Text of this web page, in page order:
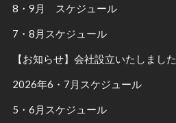
8・9月 スケジュール
7・8月スケジュール
【お知らせ】会社設立いたしました
2026年6・7月スケジュール
5・6月スケジュール